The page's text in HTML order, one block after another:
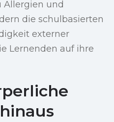
Allergien und
die schulbasierten
externer
Lernenden auf ihre